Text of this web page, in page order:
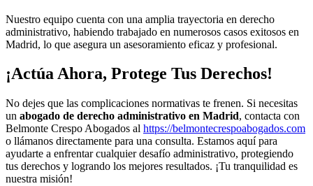
Nuestro equipo cuenta con una amplia trayectoria en derecho
administrativo, habiendo trabajado en numerosos casos exitosos en
Madrid, lo que asegura un asesoramiento eficaz y profesional.
¡Actúa Ahora, Protege Tus Derechos!
No dejes que las complicaciones normativas te frenen. Si necesitas
un abogado de derecho administrativo en Madrid, contacta con
Belmonte Crespo Abogados al https://belmontecrespoabogados.com
o llámanos directamente para una consulta. Estamos aquí para
ayudarte a enfrentar cualquier desafío administrativo, protegiendo
tus derechos y logrando los mejores resultados. ¡Tu tranquilidad es
nuestra misión!